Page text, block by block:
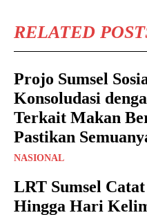
RELATED
Projo Sumsel
Konsoludasi
Terkait Makan
Pastikan
NASIONAL
LRT Sumsel
Hingga Hari